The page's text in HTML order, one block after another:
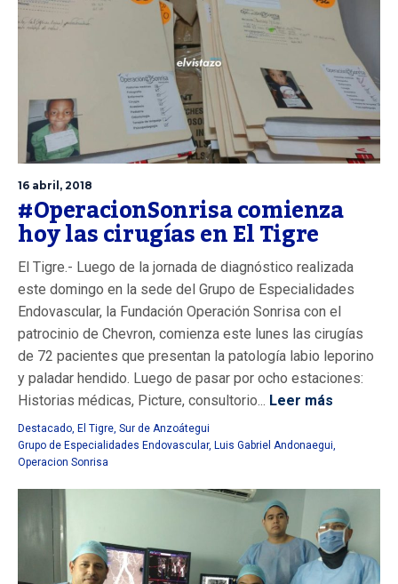
16 abril, 2018
#OperacionSonrisa comienza
hoy las cirugías en El Tigre
El Tigre.- Luego de la jornada de diagnóstico realizada
este domingo en la sede del Grupo de Especialidades
Endovascular, la Fundación Operación Sonrisa con el
patrocinio de Chevron, comienza este lunes las cirugías
de 72 pacientes que presentan la patología labio leporino
y paladar hendido. Luego de pasar por ocho estaciones:
Historias médicas, Picture, consultorio... Leer más
Destacado, El Tigre, Sur de Anzoátegui
Grupo de Especialidades Endovascular, Luis Gabriel Andonaegui,
Operacion Sonrisa